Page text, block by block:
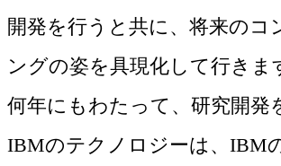
開発を行うと共に、将来のコ
ングの姿を具現化して行きま
何年にもわたって、研究開発
IBMのテクノロジーは、IBM